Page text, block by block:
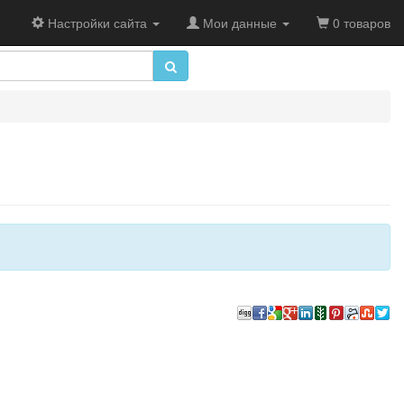
Настройки сайта Мои данные 0 товаров